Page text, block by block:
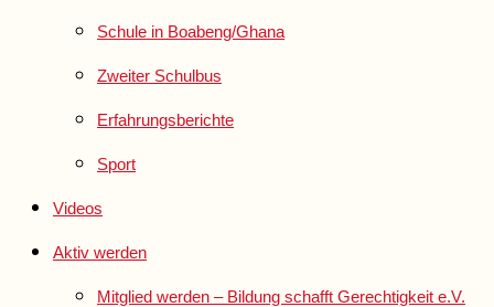
Schule in Boabeng/Ghana
Zweiter Schulbus
Erfahrungsberichte
Sport
Videos
Aktiv werden
Mitglied werden – Bildung schafft Gerechtigkeit e.V.